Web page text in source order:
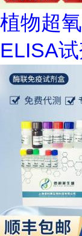
植物超
ELISA